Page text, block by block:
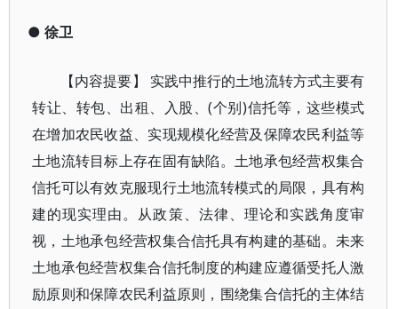
● 徐卫
【内容提要】 实践中推行的土地流转方式主要有
转让、转包、出租、入股、(个别)信托等，这些模式
在增加农民收益、实现规模化经营及保障农民利益等
土地流转目标上存在固有缺陷。土地承包经营权集合
信托可以有效克服现行土地流转模式的局限，具有构
建的现实理由。从政策、法律、理论和实践角度审
视，土地承包经营权集合信托具有构建的基础。未来
土地承包经营权集合信托制度的构建应遵循受托人激
励原则和保障农民利益原则，围绕集合信托的主体结